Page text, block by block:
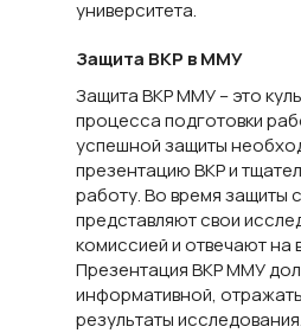
университета.
Защита ВКР в ММУ
Защита ВКР ММУ – это
процесса подготовки
успешной защиты
презентацию ВКР и
работу. Во время защиты
представляют свои
комиссией и отвечают на
Презентация ВКР ММУ
информативной,
результаты исследования.